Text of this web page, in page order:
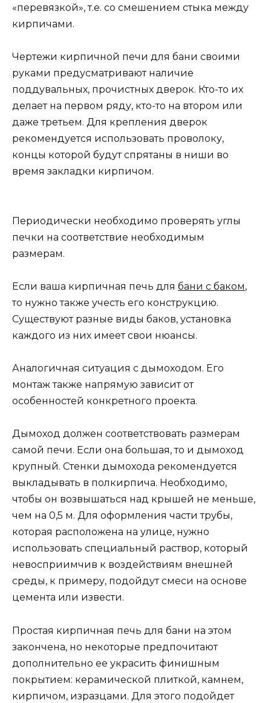
«перевязкой», т.е. со смешением стыка между
кирпичами.
Чертежи кирпичной печи для бани своими
руками предусматривают наличие
поддувальных, прочистных дверок. Кто-то их
делает на первом ряду, кто-то на втором или
даже третьем. Для крепления дверок
рекомендуется использовать проволоку,
концы которой будут спрятаны в ниши во
время закладки кирпичом.
Периодически необходимо проверять углы
печки на соответствие необходимым
размерам.
Если ваша кирпичная печь для бани с баком,
то нужно также учесть его конструкцию.
Существуют разные виды баков, установка
каждого из них имеет свои нюансы.
Аналогичная ситуация с дымоходом. Его
монтаж также напрямую зависит от
особенностей конкретного проекта.
Дымоход должен соответствовать размерам
самой печи. Если она большая, то и дымоход
крупный. Стенки дымохода рекомендуется
выкладывать в полкирпича. Необходимо,
чтобы он возвышаться над крышей не меньше,
чем на 0,5 м. Для оформления части трубы,
которая расположена на улице, нужно
использовать специальный раствор, который
невосприимчив к воздействиям внешней
среды, к примеру, подойдут смеси на основе
цемента или извести.
Простая кирпичная печь для бани на этом
закончена, но некоторые предпочитают
дополнительно ее украсить финишным
покрытием: керамической плиткой, камнем,
кирпичом, изразцами. Для этого подойдет